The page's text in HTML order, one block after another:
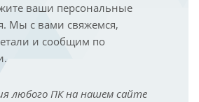
ваши персональные
Мы с вами свяжемся,
и сообщим по
любого ПК на нашем сайте